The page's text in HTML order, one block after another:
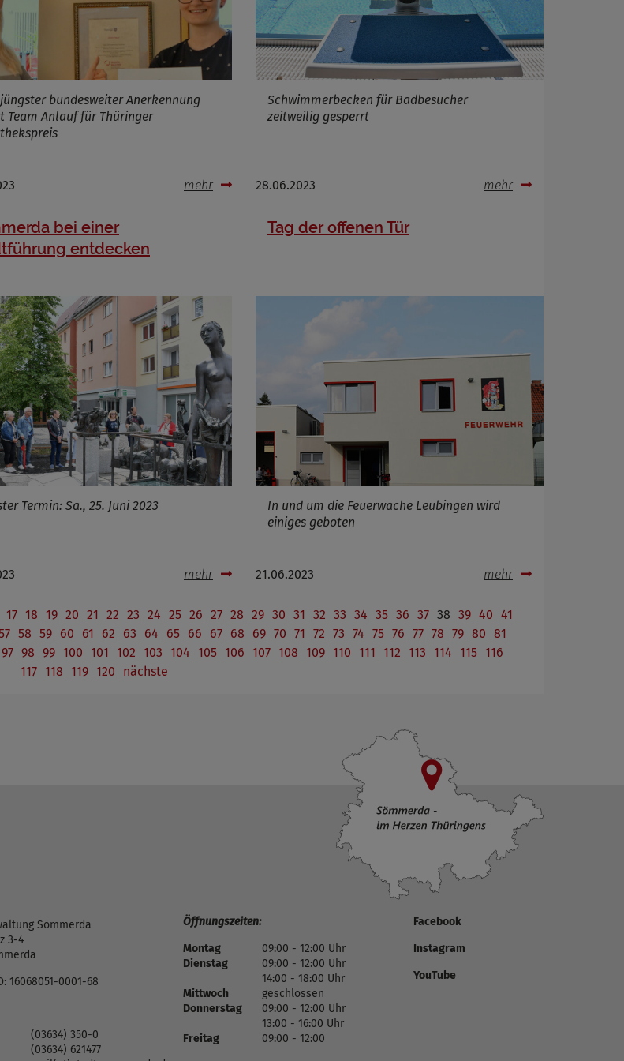
bundesweiter Anerkennung
Team Anlauf für Thüringer
mehr
Schwimmerbecken für Badbesucher
zeitweilig gesperrt
28.06.2023 mehr
bei einer
entdecken
Termin: Sa., 25. Juni 2023
mehr
Tag der offenen Tür
In und um die Feuerwache Leubingen wird
einiges geboten
21.06.2023 mehr
17 18 19 20 21 22 23 24 25 26 27 28 29 30 31 32 33 34 35 36 37 38 39 40 41
58 59 60 61 62 63 64 65 66 67 68 69 70 71 72 73 74 75 76 77 78 79 80 81
97 98 99 100 101 102 103 104 105 106 107 108 109 110 111 112 113 114 115 116
117 118 119 120 nächste
Sömmerda
3-4
16068051-0001-68
(03634) 350-0
(03634) 621477
Öffnungszeiten:
Montag
09:00 - 12:00 Uhr
Dienstag
09:00 - 12:00 Uhr
14:00 - 18:00 Uhr
Mittwoch
geschlossen
Donnerstag
09:00 - 12:00 Uhr
13:00 - 16:00 Uhr
Freitag
09:00 - 12:00
Facebook
Instagram
YouTube
bei der Verwendung von OpenWeatherAPI gesetzt werden